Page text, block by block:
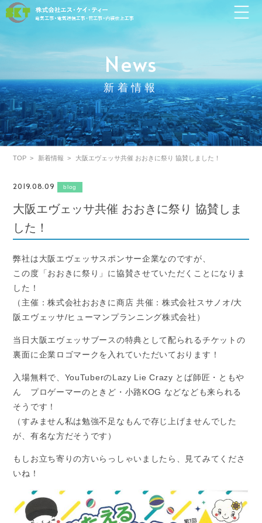
News
新着情報
TOP 新着情報 大阪エヴェッサ共催 おおきに祭り 協賛しました！
2019.08.09 blog
大阪エヴェッサ共催 おおきに祭り 協賛しま
した！
弊社は大阪エヴェッサスポンサー企業なのですが、
この度「おおきに祭り」に協賛させていただくことになりま
した！
（主催：株式会社おおきに商店 共催：株式会社スサノオ/大
阪エヴェッサ/ヒューマンプランニング株式会社）
当日大阪エヴェッサブースの特典として配られるチケットの
裏面に企業ロゴマークを入れていただいております！
入場無料で、YouTuberのLazy Lie Crazy とば師匠・ともや
ん プロゲーマーのときど・小路KOG などなども来られる
そうです！
（すみません私は勉強不足なもんで存じ上げませんでした
が、有名な方だそうです）
もしお立ち寄りの方いらっしゃいましたら、見てみてくださ
いね！